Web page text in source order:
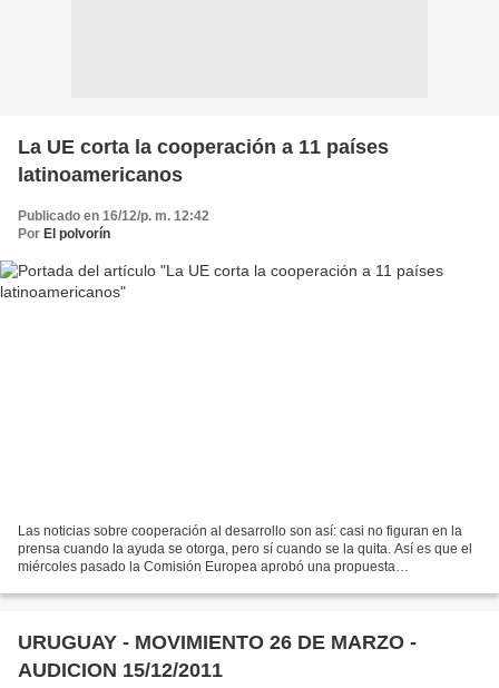
La UE corta la cooperación a 11 países
latinoamericanos
Publicado en 16/12/p. m. 12:42
Por El polvorín
Las noticias sobre cooperación al desarrollo son así: casi no figuran en la
prensa cuando la ayuda se otorga, pero sí cuando se la quita. Así es que el
miércoles pasado la Comisión Europea aprobó una propuesta
URUGUAY - MOVIMIENTO 26 DE MARZO -
AUDICION 15/12/2011